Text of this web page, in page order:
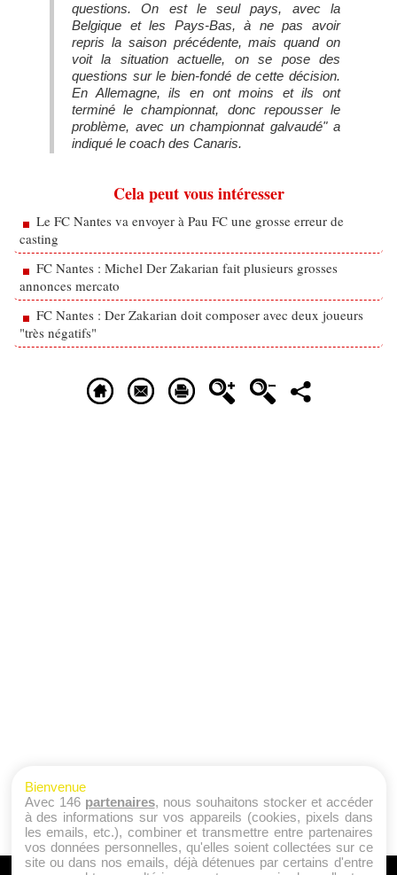
questions. On est le seul pays, avec la
Belgique et les Pays-Bas, à ne pas avoir
repris la saison précédente, mais quand on
voit la situation actuelle, on se pose des
questions sur le bien-fondé de cette décision.
En Allemagne, ils en ont moins et ils ont
terminé le championnat, donc repousser le
problème, avec un championnat galvaudé" a
indiqué le coach des Canaris.
Cela peut vous intéresser
Le FC Nantes va envoyer à Pau FC une grosse erreur de
casting
FC Nantes : Michel Der Zakarian fait plusieurs grosses
annonces mercato
FC Nantes : Der Zakarian doit composer avec deux joueurs
"très négatifs"
Bienvenue
Avec 146 partenaires, nous souhaitons stocker et accéder
à des informations sur vos appareils (cookies, pixels dans
les emails, etc.), combiner et transmettre entre partenaires
vos données personnelles, qu'elles soient collectées sur ce
site ou dans nos emails, déjà détenues par certains d'entre